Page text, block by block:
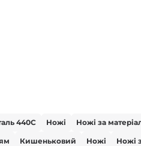
440С Ножі Ножі за
Кишеньковий Ножі Ножі